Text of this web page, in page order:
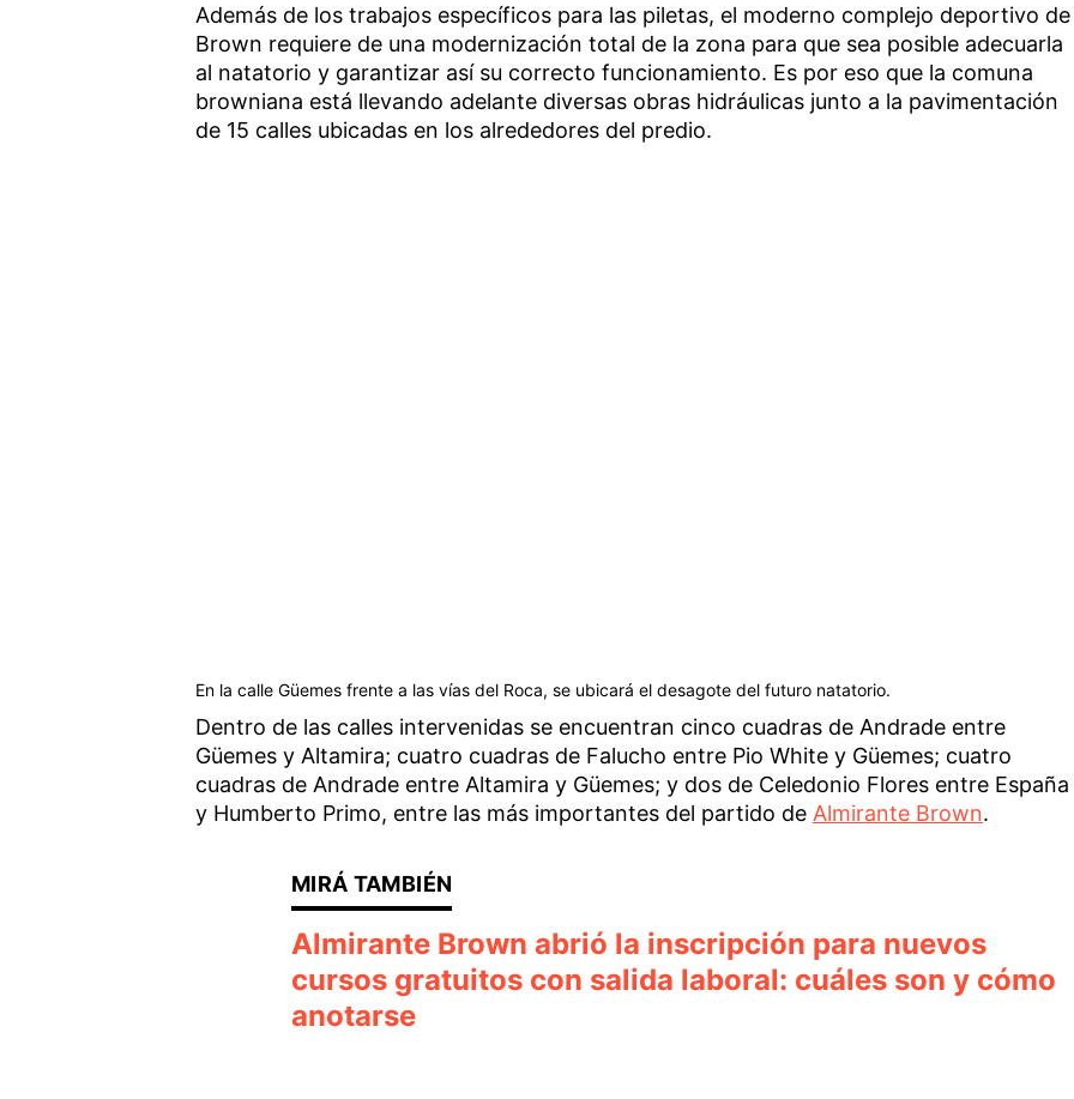
Además de los trabajos específicos para las piletas, el moderno complejo deportivo de
Brown requiere de una modernización total de la zona para que sea posible adecuarla
al natatorio y garantizar así su correcto funcionamiento. Es por eso que la comuna
browniana está llevando adelante diversas obras hidráulicas junto a la pavimentación
de 15 calles ubicadas en los alrededores del predio.
En la calle Güemes frente a las vías del Roca, se ubicará el desagote del futuro natatorio.
Dentro de las calles intervenidas se encuentran cinco cuadras de Andrade entre
Güemes y Altamira; cuatro cuadras de Falucho entre Pio White y Güemes; cuatro
cuadras de Andrade entre Altamira y Güemes; y dos de Celedonio Flores entre España
y Humberto Primo, entre las más importantes del partido de Almirante Brown.
Almirante Brown abrió la inscripción para nuevos
cursos gratuitos con salida laboral: cuáles son y cómo
anotarse